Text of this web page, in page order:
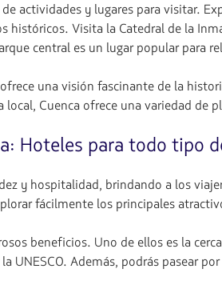
actividades y lugares para visitar.
históricos. Visita la Catedral de la
central es un lugar popular para
una visión fascinante de la
Cuenca ofrece una variedad de
Hoteles para todo tipo
y hospitalidad, brindando a los
fácilmente los principales
beneficios. Uno de ellos es la
UNESCO. Además, podrás pasear